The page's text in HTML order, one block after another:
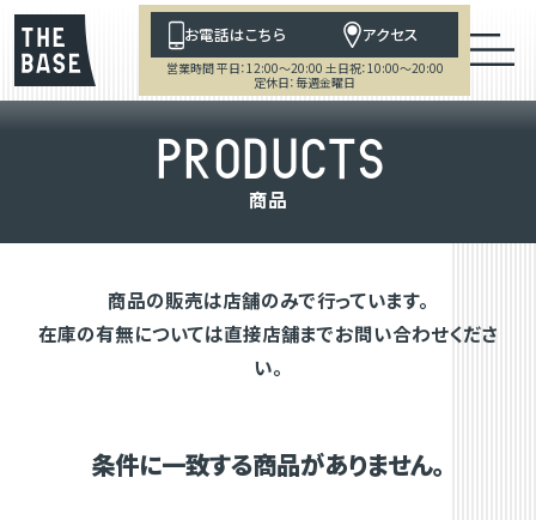
お電話はこちら アクセス
営業時間 平日：12:00～20:00 土日祝：10:00～20:00
定休日：毎週金曜日
PRODUCTS
商品
商品の販売は店舗のみで行っています。
在庫の有無については直接店舗までお問い合わせくださ
い。
条件に一致する商品がありません。